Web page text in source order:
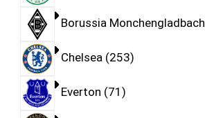
Borussia Monchengladbach
Chelsea 253
Everton 71